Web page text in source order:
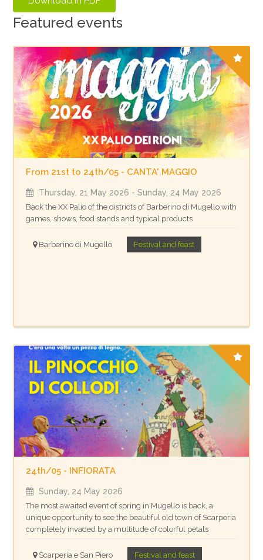
Featured events
From 21st to 24th/05 - CANTA' MAGGIO
Thursday, 21 May 2026 - Sunday, 24 May 2026
Back the XX Palio of the districts of Barberino di Mugello with
games, shows, food stands and typical products
Barberino di Mugello Festival and feast
24th/05 - INFIORATA
Sunday, 24 May 2026
The most awaited event of spring in Mugello is back, a
unique opportunity to see the beautiful old town of Scarperia
completely invaded by a multitude of colorful petals
Scarperia e San Piero Festival and feast